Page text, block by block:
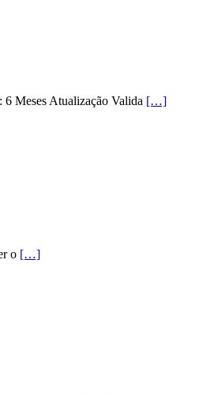
Meses Atualização Valida […]
o […]